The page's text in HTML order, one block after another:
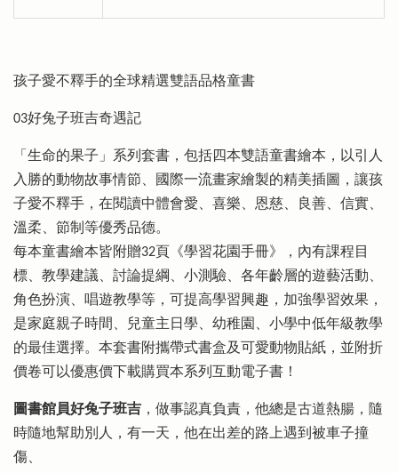
孩子愛不釋手的全球精選雙語品格童書
03好兔子班吉奇遇記
「生命的果子」系列套書，包括四本雙語童書繪本，以引人
入勝的動物故事情節、國際一流畫家繪製的精美插圖，讓孩
子愛不釋手，在閱讀中體會愛、喜樂、恩慈、良善、信實、
溫柔、節制等優秀品德。
每本童書繪本皆附贈32頁《學習花園手冊》，內有課程目
標、教學建議、討論提綱、小測驗、各年齡層的遊藝活動、
角色扮演、唱遊教學等，可提高學習興趣，加強學習效果，
是家庭親子時間、兒童主日學、幼稚園、小學中低年級教學
的最佳選擇。本套書附攜帶式書盒及可愛動物貼紙，並附折
價卷可以優惠價下載購買本系列互動電子書！
圖書館員好兔子班吉 ，做事認真負責，他總是古道熱腸，隨
時隨地幫助別人，有一天，他在出差的路上遇到被車子撞
傷、